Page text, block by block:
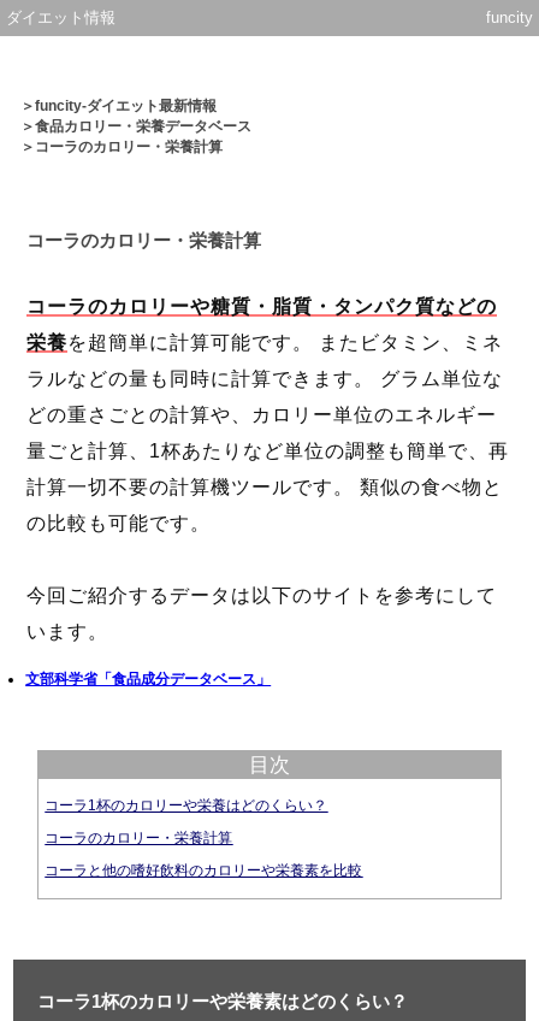
ダイエット情報 funcity
＞funcity-ダイエット最新情報
＞食品カロリー・栄養データベース
＞コーラのカロリー・栄養計算
コーラのカロリー・栄養計算
コーラのカロリーや糖質・脂質・タンパク質などの
栄養を超簡単に計算可能です。 またビタミン、ミネ
ラルなどの量も同時に計算できます。 グラム単位な
どの重さごとの計算や、カロリー単位のエネルギー
量ごと計算、1杯あたりなど単位の調整も簡単で、再
計算一切不要の計算機ツールです。 類似の食べ物と
の比較も可能です。
今回ご紹介するデータは以下のサイトを参考にして
います。
文部科学省「食品成分データベース」
目次
コーラ1杯のカロリーや栄養はどのくらい？
コーラのカロリー・栄養計算
コーラと他の嗜好飲料のカロリーや栄養素を比較
コーラ1杯のカロリーや栄養素はどのくらい？